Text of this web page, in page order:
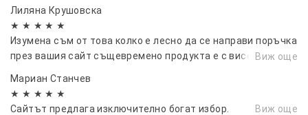
Лиляна Крушовска
★ ★ ★ ★ ★
Изумена съм от това колко е лесно да се направи поръчка
през вашия сайт същевремено продукта е с високоВиж още
Мариан Станчев
★ ★ ★ ★ ★
Сайтът предлага изключително богат избор.
Виж още